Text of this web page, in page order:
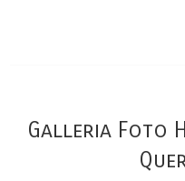
Galleria Foto